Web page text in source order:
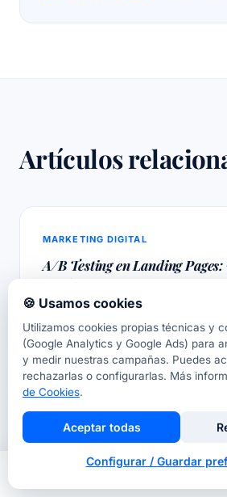
Artículos
MARKETING DIGITAL
A/B Testing en Landing Pages:
2026
Guía de A/B testing para landing
testear primero, herramientas tras
tamaño de muestra y significancia.
reales.
9 min · 23 de mayo de 2026
MANTENIMIENTO WEB
🍪 Usamos cookies
Utilizamos cookies propias técnicas y
(Google Analytics y Google Ads) para
y medir nuestras campañas. Puedes
rechazarlas o configurarlas. Más
de Cookies.
Aceptar todas
Configurar / Guardar